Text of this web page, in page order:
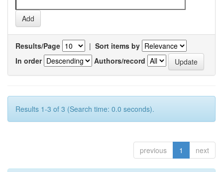
Results/Page | Sort items by
In order
Authors/record
Results 1-3 of 3 (Search time: 0.0 seconds).
previous 1 next